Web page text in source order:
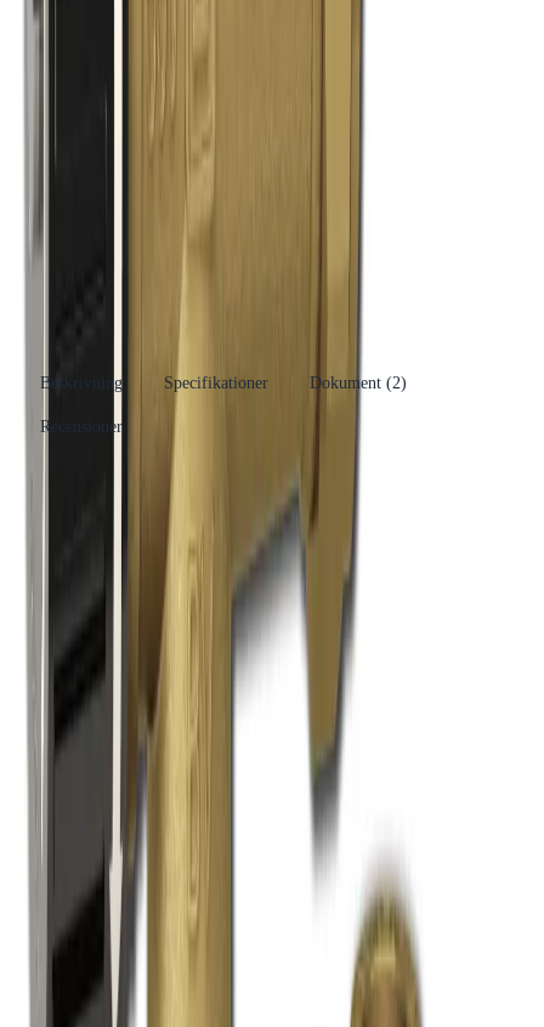
Beskrivning Specifikationer Dokument (2)
Recensioner
Produkthöjdpunkter
Dimension: 22 mm
Effektiv temperaturreglering
Anpassad för hem och kommersiella anläggningar
Effektiv och Pålitlig
Varmvattenreglering med LK
550 Blandningsventil
Visa mer